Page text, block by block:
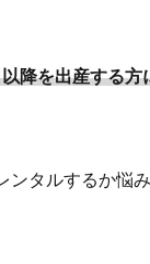
降を出産する方
ンタルするか悩